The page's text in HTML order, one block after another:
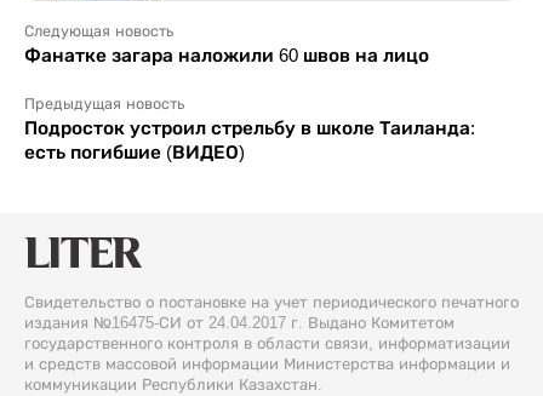
Следующая новость
Фанатке загара наложили 60 швов на лицо
Предыдущая новость
Подросток устроил стрельбу в школе Таиланда:
есть погибшие (ВИДЕО)
Свидетельство о постановке на учет периодического печатного
издания №16475-СИ от 24.04.2017 г. Выдано Комитетом
государственного контроля в области связи, информатизации
и средств массовой информации Министерства информации и
коммуникации Республики Казахстан.